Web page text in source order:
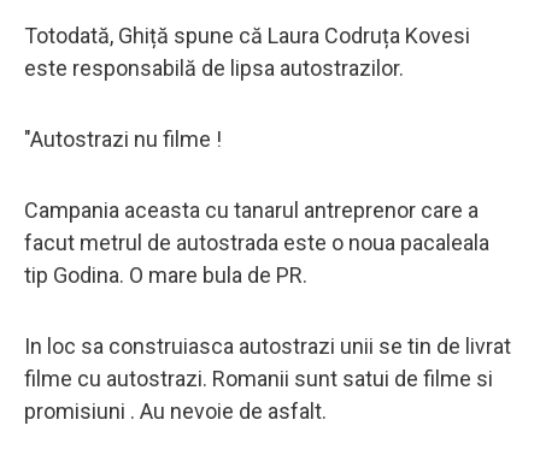
Totodată, Ghiță spune că Laura Codruța Kovesi
este responsabilă de lipsa autostrazilor.
"Autostrazi nu filme !
Campania aceasta cu tanarul antreprenor care a
facut metrul de autostrada este o noua pacaleala
tip Godina. O mare bula de PR.
In loc sa construiasca autostrazi unii se tin de livrat
filme cu autostrazi. Romanii sunt satui de filme si
promisiuni . Au nevoie de asfalt.